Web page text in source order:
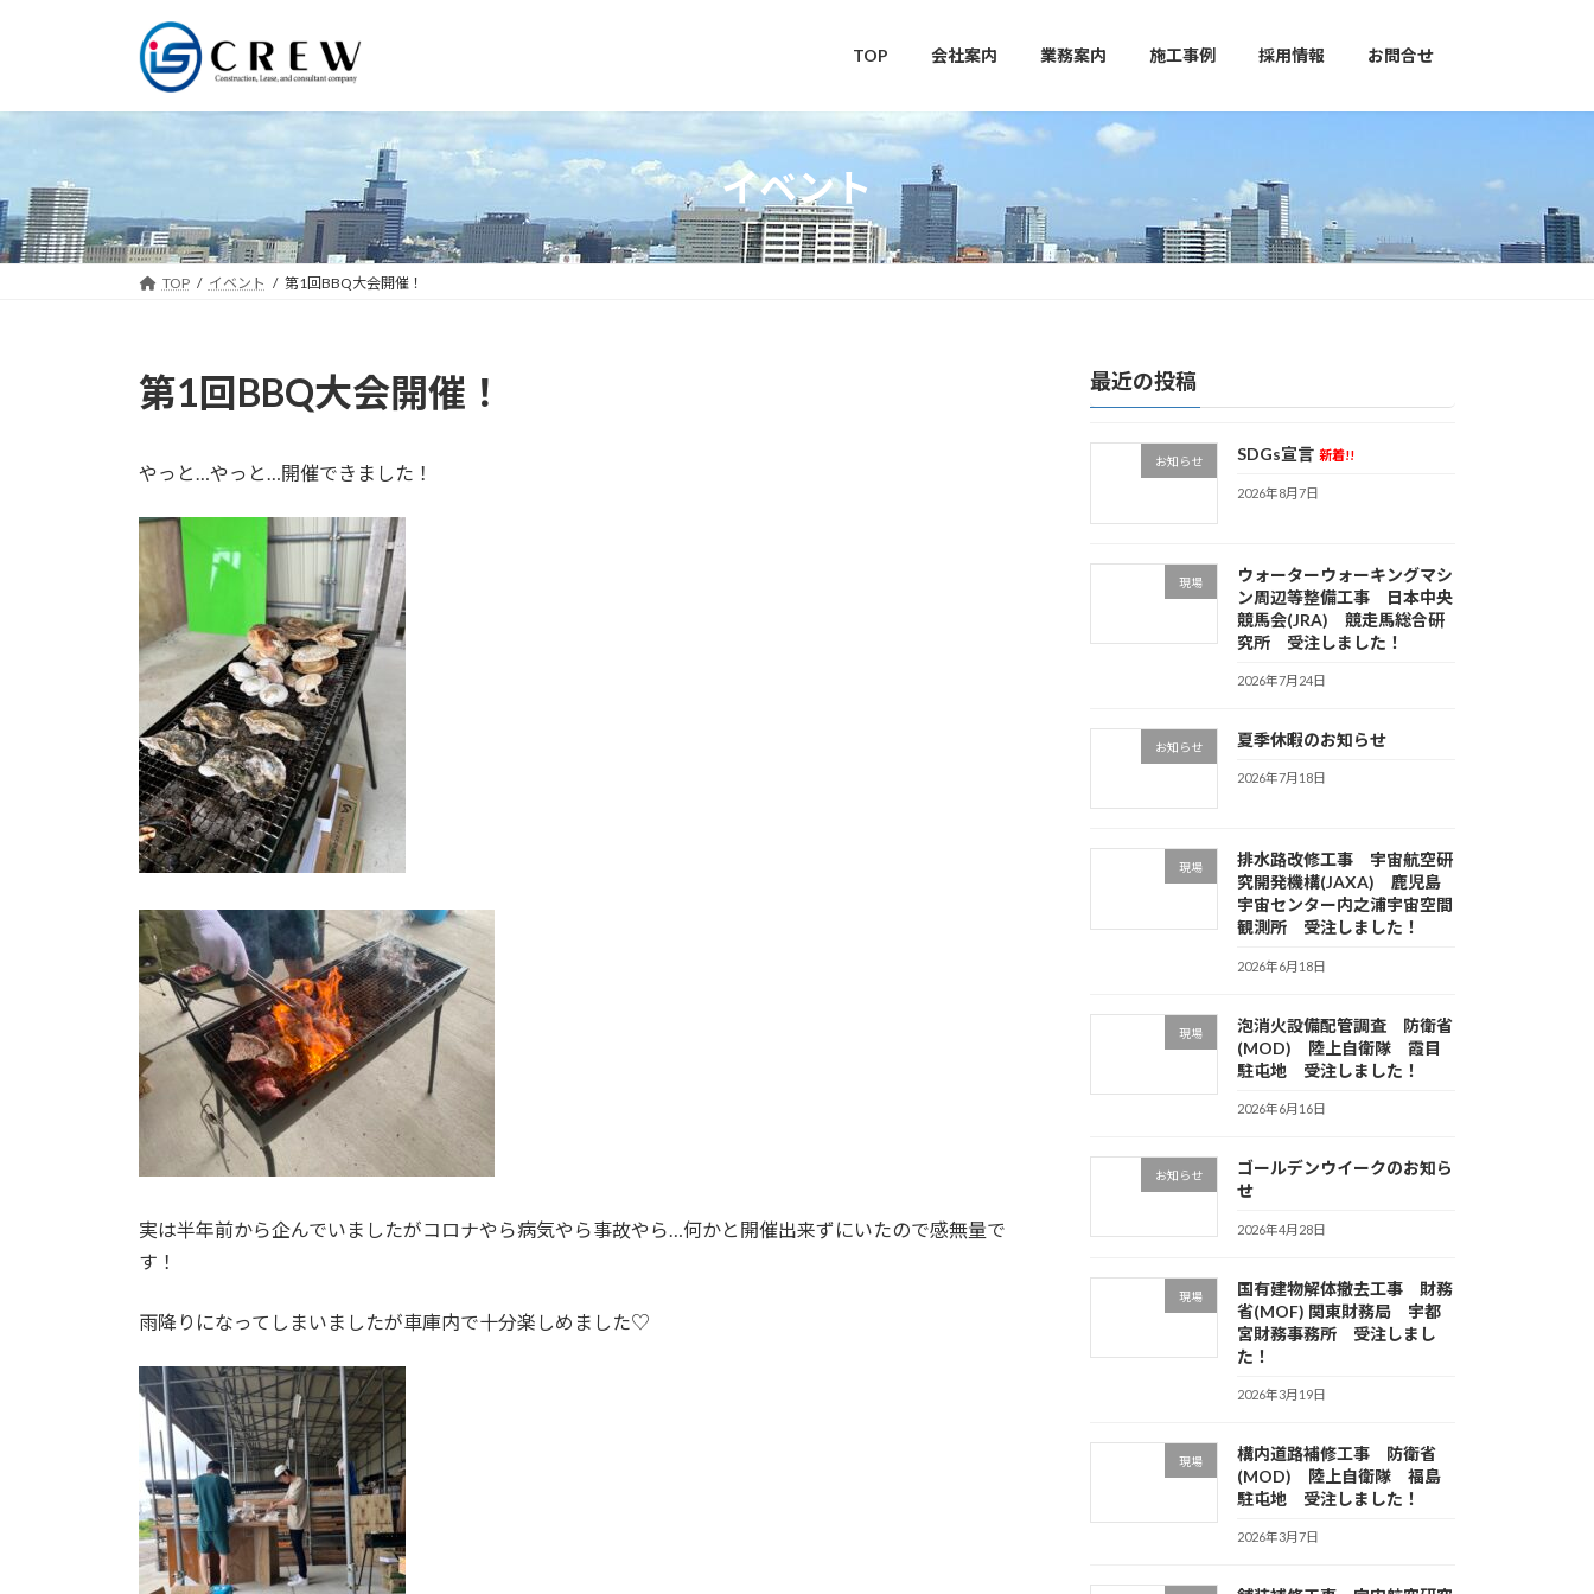
キ
ッ
プ
に
移
動
TOP 会社案内 業務案内 施工事例 採用情報 お問合せ
イベント
TOP イベント 第1回BBQ大会開催！
第1回BBQ大会開催！
やっと…やっと…開催できました！
実は半年前から企んでいましたがコロナやら病気やら事故やら…何かと開催出来ずにいたので感無量で
す！
雨降りになってしまいましたが車庫内で十分楽しめました♡
最近の投稿
お知らせ SDGs宣言 新着!!
2026年8月7日
現場
ウォーターウォーキングマシ
ン周辺等整備工事 日本中央
競馬会(JRA) 競走馬総合研
究所 受注しました！
2026年7月24日
お知らせ 夏季休暇のお知らせ
2026年7月18日
現場
排水路改修工事 宇宙航空研
究開発機構(JAXA) 鹿児島
宇宙センター内之浦宇宙空間
観測所 受注しました！
2026年6月18日
現場
泡消火設備配管調査 防衛省
(MOD) 陸上自衛隊 霞目
駐屯地 受注しました！
2026年6月16日
お知らせ
ゴールデンウイークのお知ら
せ
2026年4月28日
現場
国有建物解体撤去工事 財務
省(MOF) 関東財務局 宇都
宮財務事務所 受注しまし
た！
2026年3月19日
現場
構内道路補修工事 防衛省
(MOD) 陸上自衛隊 福島
駐屯地 受注しました！
2026年3月7日